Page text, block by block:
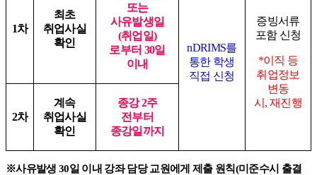
1차
최초
취업사실
확인
또는
사유발생일
(취업일)
로부터 30일
이내
nDRIMS를
통한 학생
직접 신청
증빙서류
포함 신청
*이직 등
취업정보
변동
시 , 재진행
2차
계속
취업사실
확인
종강2주
전부터
종강일까지
※사유발생30일 이내 강좌 담당 교원에게 제출 원칙(미준수시 출결